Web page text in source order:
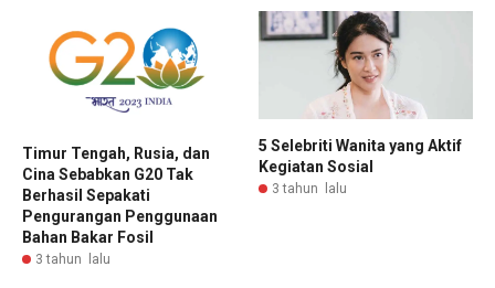
Timur Tengah, Rusia, dan
Cina Sebabkan G20 Tak
Berhasil Sepakati
Pengurangan Penggunaan
Bahan Bakar Fosil
3 tahun lalu
5 Selebriti Wanita yang Aktif
Kegiatan Sosial
3 tahun lalu